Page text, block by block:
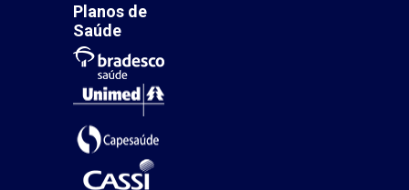
Planos de
Saúde